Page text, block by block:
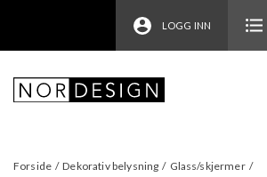
LOGG INN
Forside / Dekorativ belysning / Glass/skjermer /